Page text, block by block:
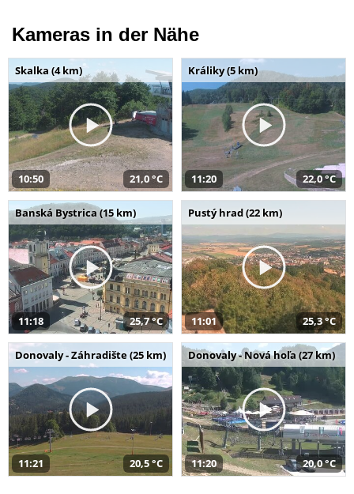
Kameras in der Nähe
Skalka (4 km)
10:50 21,0 °C
Králiky (5 km)
11:20 22,0 °C
Banská Bystrica (15 km)
11:18 25,7 °C
Pustý hrad (22 km)
11:01 25,3 °C
Donovaly - Záhradište (25 km)
11:21 20,5 °C
Donovaly - Nová hoľa (27 km)
11:20 20,0 °C